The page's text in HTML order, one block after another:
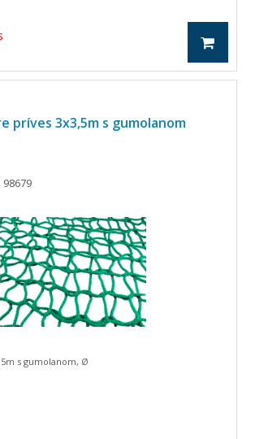
príves 3x3,5m s gumolanom
s gumolanom, Ø